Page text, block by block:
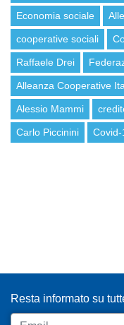
Economia sociale
cooperative sociali
Raffaele Drei
Alleanza Cooperative
Alessio Mammi
Carlo Piccinini Covid-
Resta informato su
Email